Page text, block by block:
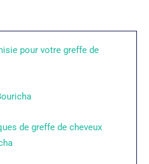
pour votre greffe de
de greffe de cheveux